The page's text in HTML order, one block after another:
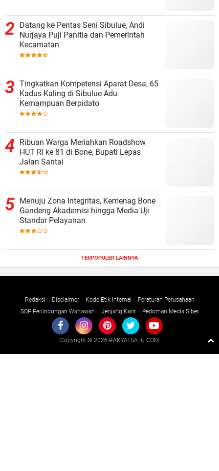
Datang ke Pentas Seni Sibulue, Andi
Nurjaya Puji Panitia dan Pemerintah
Kecamatan
Tingkatkan Kompetensi Aparat Desa, 65
Kadus-Kaling di Sibulue Adu
Kemampuan Berpidato
Ribuan Warga Meriahkan Roadshow
HUT RI ke 81 di Bone, Bupati Lepas
Jalan Santai
Menuju Zona Integritas, Kemenag Bone
Gandeng Akademisi hingga Media Uji
Standar Pelayanan
TERPOPULER LAINNYA
Redaksi Disclaimer Kode Etik Internal
Peraturan Perusahaan
SOP Perlindungan Wartawan
Jenjang Karir Pedoman Media Siber
Copyright © 2026 RAKYATSATU.COM
Raushan